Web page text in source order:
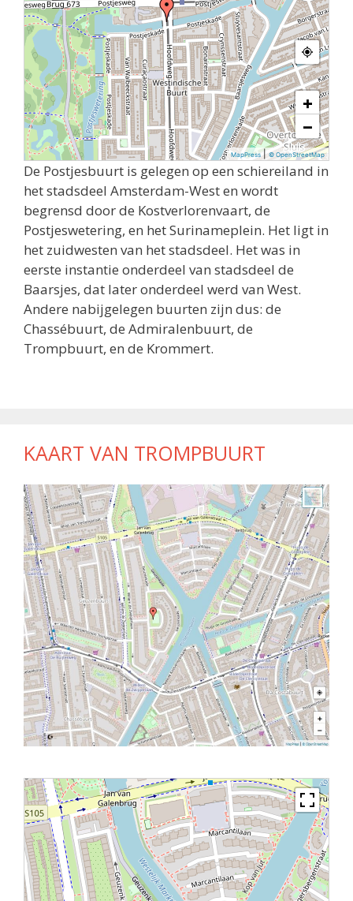
+
−
MapPress|© OpenStreetMap
De Postjesbuurt is gelegen op een schiereiland in
het stadsdeel Amsterdam-West en wordt
begrensd door de Kostverlorenvaart, de
Postjeswetering, en het Surinameplein. Het ligt in
het zuidwesten van het stadsdeel. Het was in
eerste instantie onderdeel van stadsdeel de
Baarsjes, dat later onderdeel werd van West.
Andere nabijgelegen buurten zijn dus: de
Chassébuurt, de Admiralenbuurt, de
Trompbuurt, en de Krommert.
KAART VAN TROMPBUURT